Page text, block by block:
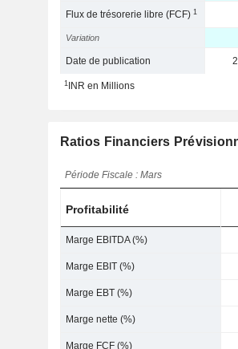
Flux de trésorerie libre (FCF)1
Variation
Date de publication
1INR en Millions
Ratios Financiers
Période Fiscale : Mars
Profitabilité
Marge EBITDA (%)
Marge EBIT (%)
Marge EBT (%)
Marge nette (%)
Marge FCF (%)